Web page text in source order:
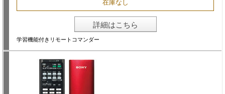
在庫なし
詳細はこちら
学習機能付きリモートコマンダー